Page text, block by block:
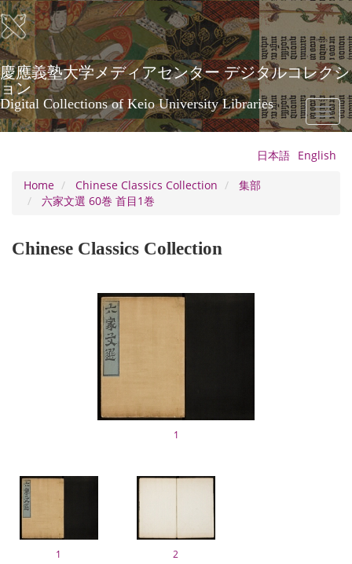
Skip
to
main
content
慶應義塾大学メディアセンター デジタルコレクシ
ョン
Digital Collections of Keio University Libraries
Toggle
日本語 English
Home
Chinese Classics Collection
集部
六家文選 60巻 首目1巻
Chinese Classics Collection
1
1 2